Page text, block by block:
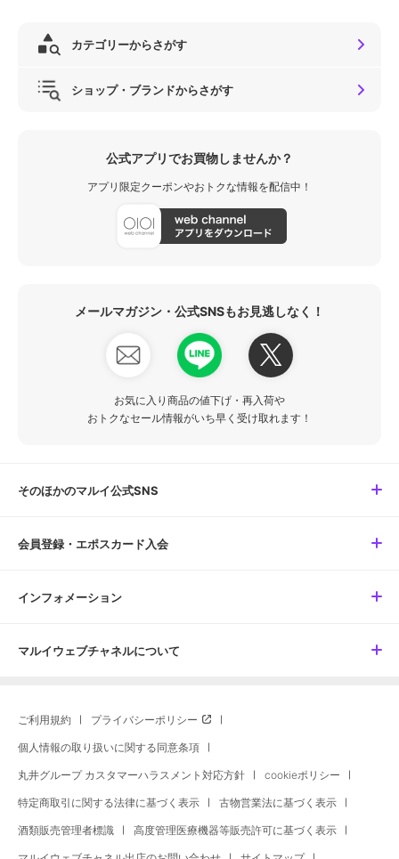
カテゴリーからさがす
ショップ・ブランドからさがす
公式アプリでお買物しませんか？
アプリ限定クーポンやおトクな情報を配信中！
メールマガジン・公式SNSもお見逃しなく！
お気に入り商品の値下げ・再入荷や
おトクなセール情報がいち早く受け取れます！
そのほかのマルイ公式SNS
会員登録・エポスカード入会
インフォメーション
マルイウェブチャネルについて
ご利用規約 プライバシーポリシー
個人情報の取り扱いに関する同意条項
丸井グループ カスタマーハラスメント対応方針 cookieポリシー
特定商取引に関する法律に基づく表示 古物営業法に基づく表示
酒類販売管理者標識 高度管理医療機器等販売許可に基づく表示